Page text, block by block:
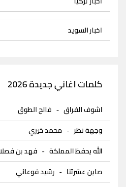
اخبار السويد
كلمات اغاني جديدة 2026
اشوف الفراق - فالح الطوق
وجهة نظر - محمد خيري
الله يحفظ المملكة - فهد بن فصلا
صاين عشرتنا - رشيد فوعاني